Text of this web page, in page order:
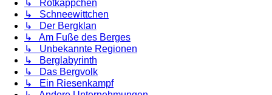
↳ Rotkäppchen
↳ Schneewittchen
↳ Der Bergklan
↳ Am Fuße des Berges
↳ Unbekannte Regionen
↳ Berglabyrinth
↳ Das Bergvolk
↳ Ein Riesenkampf